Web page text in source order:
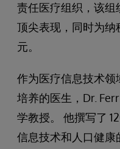
责任医疗组织，该组
顶尖表现，同时为纳
元。
作为医疗信息技术
培养的医生，Dr.
学教授。 他撰写了
信息技术和人口健